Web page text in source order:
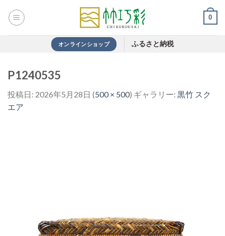
0
オンラインショップ ふるさと納税
P1240535
投稿日: 2026年5月28日 (500 × 500) ギャラリー: 黒竹 スク
エア